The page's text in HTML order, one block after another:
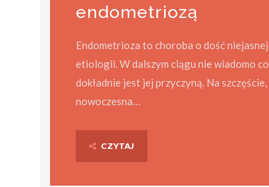
endometriozą
Endometrioza to choroba o dość niejasnej
etiologii. W dalszym ciągu nie wiadomo co
dokładnie jest jej przyczyną. Na szczęście,
nowoczesna…
CZYTAJ